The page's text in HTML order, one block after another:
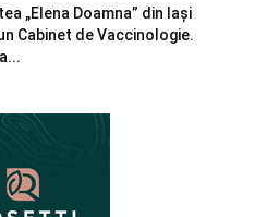
„Elena Doamna” din Iași
Cabinet de Vaccinologie.